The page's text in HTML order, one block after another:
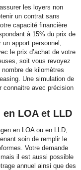
les loyers non
un contrat sans
capacité financière
à 15% du prix de
apport personnel,
le prix d’achat de votre
soit vous revoyez
de kilomètres
Une simulation de
connaitre avec précision
LOA et LLD
en LOA ou en LLD,
soin de remplir le
Votre demande
il est aussi possible
annuel ainsi que des